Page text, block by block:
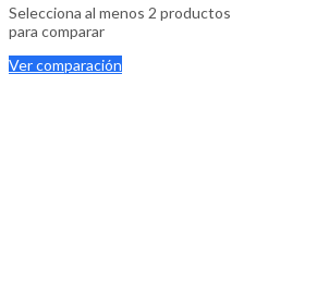
Selecciona al menos 2 productos
para comparar
Ver comparación